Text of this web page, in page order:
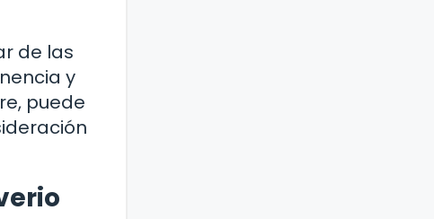
de las
y
puede